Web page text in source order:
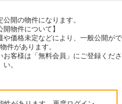
開の物件になります。
開物件について】
や価格未定などにより、一般公開がで
件があります。
客様は「無料会員」にご登録くださ
い。